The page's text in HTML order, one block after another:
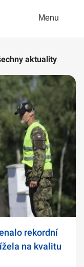
Menu
aktuality
rekordní
na kvalitu